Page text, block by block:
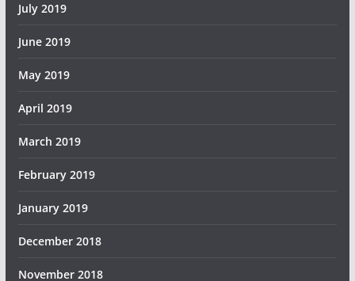
July 2019
June 2019
May 2019
April 2019
March 2019
February 2019
January 2019
December 2018
November 2018